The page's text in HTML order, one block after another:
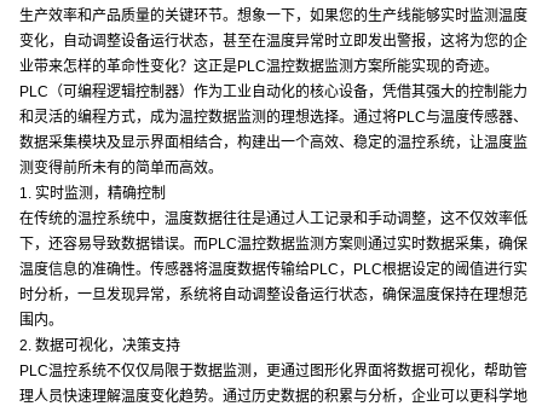
生产效率和产品质量的关键环节。想象一下，如果您的生产线能够实时监测温度
变化，自动调整设备运行状态，甚至在温度异常时立即发出警报，这将为您的企
业带来怎样的革命性变化？这正是PLC温控数据监测方案所能实现的奇迹。
PLC（可编程逻辑控制器）作为工业自动化的核心设备，凭借其强大的控制能力
和灵活的编程方式，成为温控数据监测的理想选择。通过将PLC与温度传感器、
数据采集模块及显示界面相结合，构建出一个高效、稳定的温控系统，让温度监
测变得前所未有的简单而高效。
1. 实时监测，精确控制
在传统的温控系统中，温度数据往往是通过人工记录和手动调整，这不仅效率低
下，还容易导致数据错误。而PLC温控数据监测方案则通过实时数据采集，确保
温度信息的准确性。传感器将温度数据传输给PLC，PLC根据设定的阈值进行实
时分析，一旦发现异常，系统将自动调整设备运行状态，确保温度保持在理想范
围内。
2. 数据可视化，决策支持
PLC温控系统不仅仅局限于数据监测，更通过图形化界面将数据可视化，帮助管
理人员快速理解温度变化趋势。通过历史数据的积累与分析，企业可以更科学地